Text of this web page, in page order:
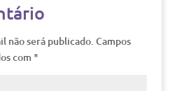
não será publicado. Campos
com *